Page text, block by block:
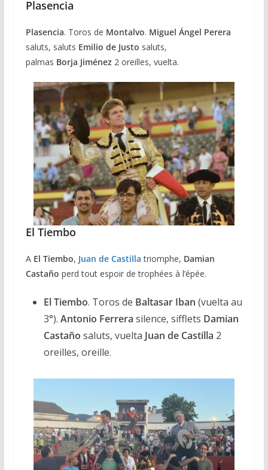
Plasencia
Plasencia. Toros de Montalvo. Miguel Ángel Perera
saluts, saluts Emilio de Justo saluts,
palmas Borja Jiménez 2 oreilles, vuelta.
El Tiembo
A El Tiembo, Juan de Castilla triomphe, Damian
Castaño perd tout espoir de trophées à l’épée.
El Tiembo. Toros de Baltasar Iban (vuelta au
3°). Antonio Ferrera silence, sifflets Damian
Castaño saluts, vuelta Juan de Castilla 2
oreilles, oreille.